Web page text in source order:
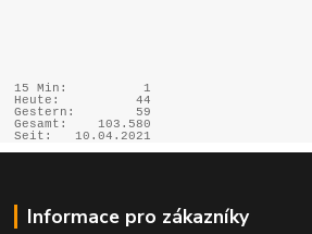
15 Min:
1
Heute:
44
Gestern:
59
Gesamt:
103.580
Seit:
10.04.2021
Informace pro zákazníky